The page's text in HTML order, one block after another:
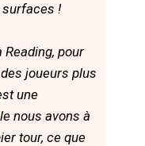
!
pour
joueurs plus
une
nous avons à
tour, ce que